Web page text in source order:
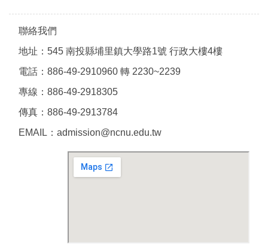
聯絡我們
地址：545 南投縣埔里鎮大學路1號 行政大樓4樓
電話：886-49-2910960 轉 2230~2239
專線：886-49-2918305
傳真：886-49-2913784
EMAIL：admission@ncnu.edu.tw